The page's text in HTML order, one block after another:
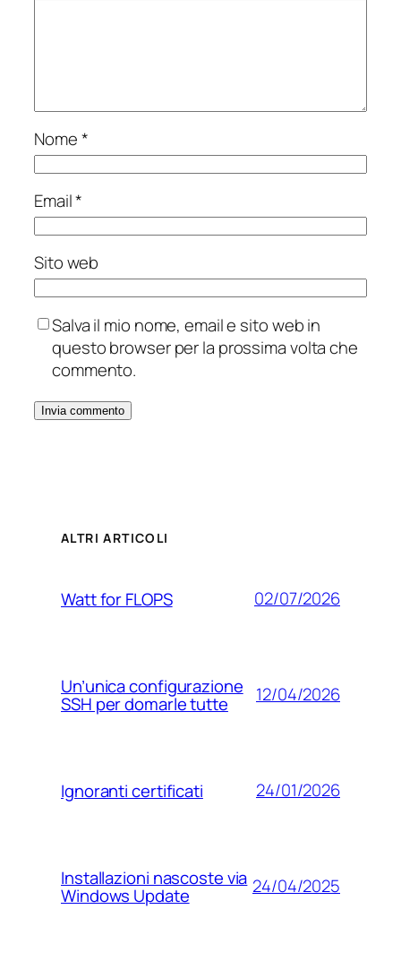
Nome*
Email*
Sito web
Salva il mio nome, email e sito web in
questo browser per la prossima volta che
commento.
ALTRI ARTICOLI
Watt for FLOPS 02/07/2026
Un’unica configurazione
SSH per domarle tutte 12/04/2026
Ignoranti certificati 24/01/2026
Installazioni nascoste via
Windows Update 24/04/2025